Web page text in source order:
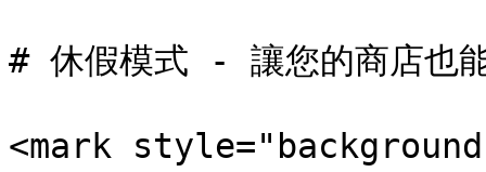
# 休假模式 - 讓您的商店也
<mark